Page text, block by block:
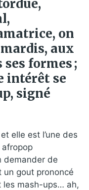
on
aux
formes ;
intérêt se
signé
elle est l’une des
demander de
un gout prononcé
les mash-ups… ah,